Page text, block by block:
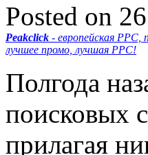
Posted on
Peakclick - европейская PPC,
лучшее промо, лучшая PPC!
Полгода
поисковых
прилагая